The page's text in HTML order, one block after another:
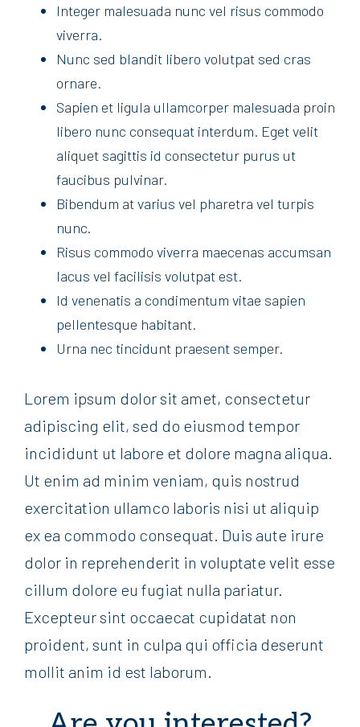
Integer malesuada nunc vel risus commodo
viverra.
Nunc sed blandit libero volutpat sed cras
ornare.
Sapien et ligula ullamcorper malesuada proin
libero nunc consequat interdum. Eget velit
aliquet sagittis id consectetur purus ut
faucibus pulvinar.
Bibendum at varius vel pharetra vel turpis
nunc.
Risus commodo viverra maecenas accumsan
lacus vel facilisis volutpat est.
Id venenatis a condimentum vitae sapien
pellentesque habitant.
Urna nec tincidunt praesent semper.
Lorem ipsum dolor sit amet, consectetur
adipiscing elit, sed do eiusmod tempor
incididunt ut labore et dolore magna aliqua.
Ut enim ad minim veniam, quis nostrud
exercitation ullamco laboris nisi ut aliquip
ex ea commodo consequat. Duis aute irure
dolor in reprehenderit in voluptate velit esse
cillum dolore eu fugiat nulla pariatur.
Excepteur sint occaecat cupidatat non
proident, sunt in culpa qui officia deserunt
mollit anim id est laborum.